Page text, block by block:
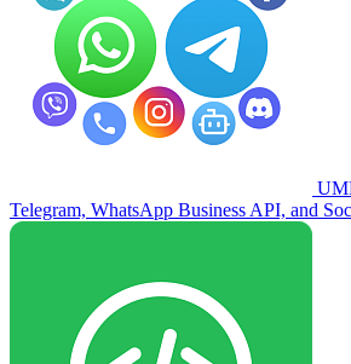
Telegram, WhatsApp Business API, and